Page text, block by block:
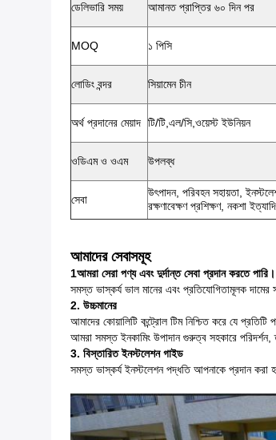
ডেলিভারি সময় আমানত প্রাপ্তির ৬০ দিন পর
MOQ ১ পিসি
লোডিং বন্দর সিয়ামেন চীন
অর্থ প্রদানের মেয়াদ টি/টি,এল/সি,ওয়েস্ট ইউনিয়ন
ওডিএম ও ওএম উপলব্ধ
সেবা
উৎপাদন, পরিবহন সহায়তা,
রক্ষণাবেক্ষণ প্রশিক্ষণ, নকশা
আমাদের সেবাসমূহ
1আমরা সেরা পণ্য এবং দুর্দান্ত সেবা প্রদান করতে পারি।
সমস্ত ভাস্কর্য ভাল মানের এবং প্রতিযোগিতামূলক
2. উচ্চমানের
আমাদের কোয়ালিটি কন্ট্রোল টিম নিশ্চিত করে যে প্রতিটি
আমরা সমস্ত ইনকামিং উপাদান গুরুত্ব সহকারে
3. বিস্তারিত ইনস্টলেশন গাইড
সমস্ত ভাস্কর্য ইনস্টলেশন পদ্ধতি আপনাকে প্রদান করা